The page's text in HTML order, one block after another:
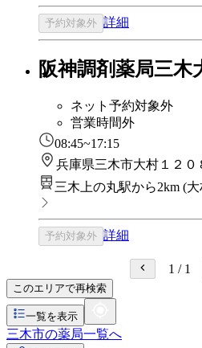
予約対象外 詳細
阪神調剤薬局三木
ネット予約対象外
営業時間外
08:45~17:15
兵庫県三木市大村１２０
三木上の丸駅から2km (
予約対象外 詳細
1 / 1
このエリアで再検索
一覧を表示
三木市の薬局一覧へ